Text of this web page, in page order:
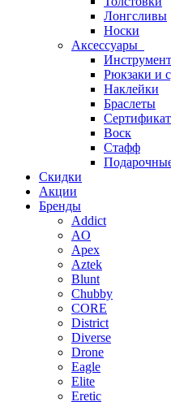
Лонгсливы
Носки
Аксессуары
Рюкзаки и
Наклейки
Браслеты
Воск
Стафф
Скидки
Акции
Бренды
Addict
AO
Apex
Aztek
Blunt
Chubby
CORE
District
Diverse
Drone
Eagle
Elite
Eretic